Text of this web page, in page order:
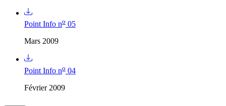
Point Info no 05
Mars 2009
Point Info no 04
Février 2009